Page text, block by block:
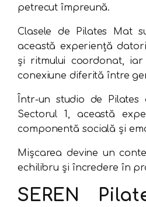
petrecut împreună.
Clasele de Pilates Mat
această experiență
și ritmului coordonat, iar
conexiune diferită între
Într-un studio de Pilates
Sectorul 1, această
componentă socială și
Mișcarea devine un
echilibru și încredere în
SEREN